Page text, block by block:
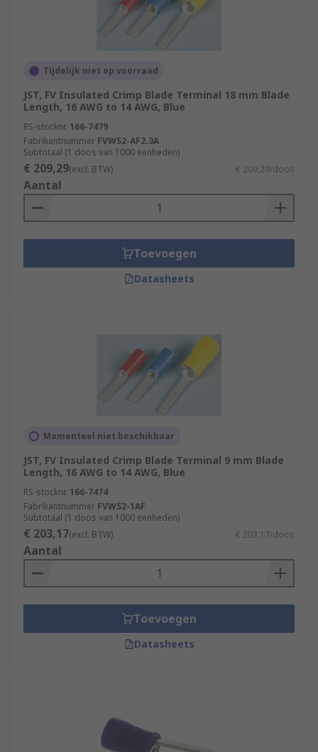
Tijdelijk niet op voorraad
JST, FV Insulated Crimp Blade Terminal 18 mm Blade
Length, 16 AWG to 14 AWG, Blue
RS-stocknr. 166-7479
Fabrikantnummer FVWS2-AF2.3A
Subtotaal (1 doos van 1000 eenheden)
€ 209,29(excl. BTW) € 209,29/doos
Aantal
Toevoegen
Datasheets
Momenteel niet beschikbaar
JST, FV Insulated Crimp Blade Terminal 9 mm Blade
Length, 16 AWG to 14 AWG, Blue
RS-stocknr. 166-7474
Fabrikantnummer FVWS2-1AF
Subtotaal (1 doos van 1000 eenheden)
€ 203,17(excl. BTW) € 203,17/doos
Aantal
Toevoegen
Datasheets